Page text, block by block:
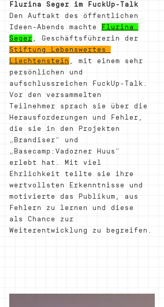
Flurina Seger im FuckUp-Talk
Den Auftakt des öffentlichen
Ideen-Abends machte
Flurina
Seger , Geschäftsführerin der
Stiftung Lebenswertes
Liechtenstein , mit einem sehr
persönlichen und
aufschlussreichen FuckUp-Talk.
Vor den versammelten
Teilnehmer sprach sie über die
Herausforderungen und Fehler,
die sie in den Projekten
„Brandiser“ und
„Basecamp:Vadozner Huus“
erlebt hat. Mit viel
Ehrlichkeit teilte sie ihre
wertvollsten Erkenntnisse und
motivierte das Publikum, aus
Fehlern zu lernen und diese
als Chance zur
Weiterentwicklung zu begreifen.